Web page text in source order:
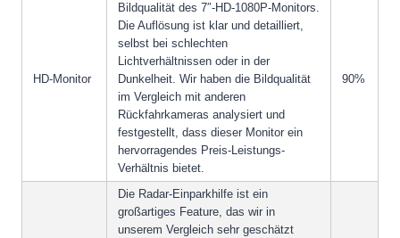
HD-Monitor
Bildqualität des 7″-HD-1080P-Monitors.
Die Auflösung ist klar und detailliert,
selbst bei schlechten
Lichtverhältnissen oder in der
Dunkelheit. Wir haben die Bildqualität
im Vergleich mit anderen
Rückfahrkameras analysiert und
festgestellt, dass dieser Monitor ein
hervorragendes Preis-Leistungs-
Verhältnis bietet.
90%
Die Radar-Einparkhilfe ist ein
großartiges Feature, das wir in
unserem Vergleich sehr geschätzt